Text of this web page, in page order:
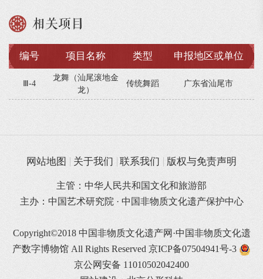
相关项目
编号 项目名称 类型 申报地区或单位
Ⅲ-4
龙舞（汕尾滚地金
龙）
传统舞蹈 广东省汕尾市
网站地图 关于我们 联系我们 版权与免责声明
主管：中华人民共和国文化和旅游部
主办：中国艺术研究院 · 中国非物质文化遗产保护中心
Copyright©2018 中国非物质文化遗产网·中国非物质文化遗
产数字博物馆 All Rights Reserved 京ICP备07504941号-3
京公网安备 11010502042400